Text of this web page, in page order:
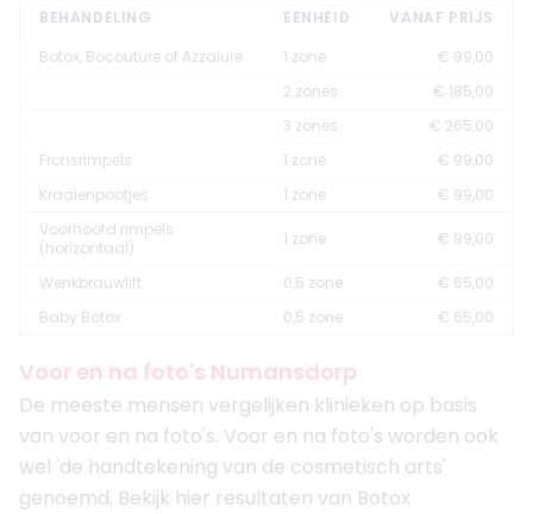
BEHANDELING EENHEID
VANAF PRIJS
Botox, Bocouture of Azzalure
1 zone
€ 99,00
2 zones
€ 185,00
3 zones
€ 265,00
Fronsrimpels
1 zone
€ 99,00
Kraaienpootjes
1 zone
€ 99,00
Voorhoofd rimpels
(horizontaal)
1 zone € 99,00
Wenkbrauwlift 0,5 zone
€ 65,00
Baby Botox
0,5 zone € 65,00
Voor en na foto's Numansdorp
De meeste mensen vergelijken klinieken op basis
van voor en na foto's. Voor en na foto's worden ook
wel 'de handtekening van de cosmetisch arts'
genoemd. Bekijk hier resultaten van Botox